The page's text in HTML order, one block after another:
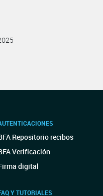
Repositorio recibos
Verificación
digital
Y TUTORIALES